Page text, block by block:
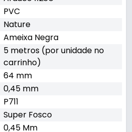
PVC
Nature
Ameixa Negra
5 metros (por unidade no
carrinho)
64 mm
0,45 mm
P711
Super Fosco
0,45 Mm